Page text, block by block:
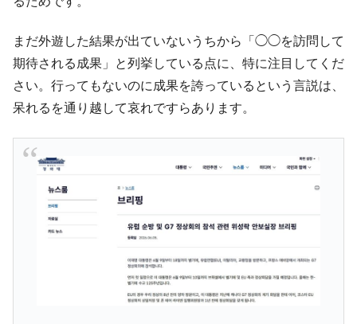
Fact1
日本の誇る海洋資源調査船『白嶺』は先進技術の
塊！
Fact1
夏の甲子園、優勝校を最も多く輩出している都道
府県とは？
Fact1
Fact1
全て勝つといくら？ 競馬GI競走で勝利騎手がもら
える賞金とは？
Fact1 平成仮面ライダーの意外すぎるモチーフとは？
発表から2日で大崩壊、鳴かず飛ばずに終わりそう
なスーパーリーグとは？
日本人マスターズ挑戦の歴史。松山以前に最高位
まだ外遊した結果が出ていないうちから「◯◯を訪問して
期待される成果」と列挙している点に、特に注目してくだ
さい。行ってもないのに成果を誇っているという言説は、
呆れるを通り越して哀れですらあります。